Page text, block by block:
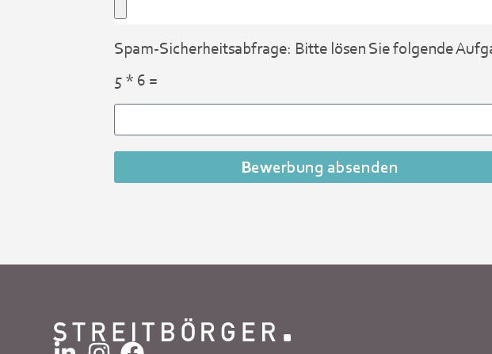
Spam-Sicherheitsabfrage: Bitte lösen Sie folgende
5 * 6 =
Bewerbung absenden